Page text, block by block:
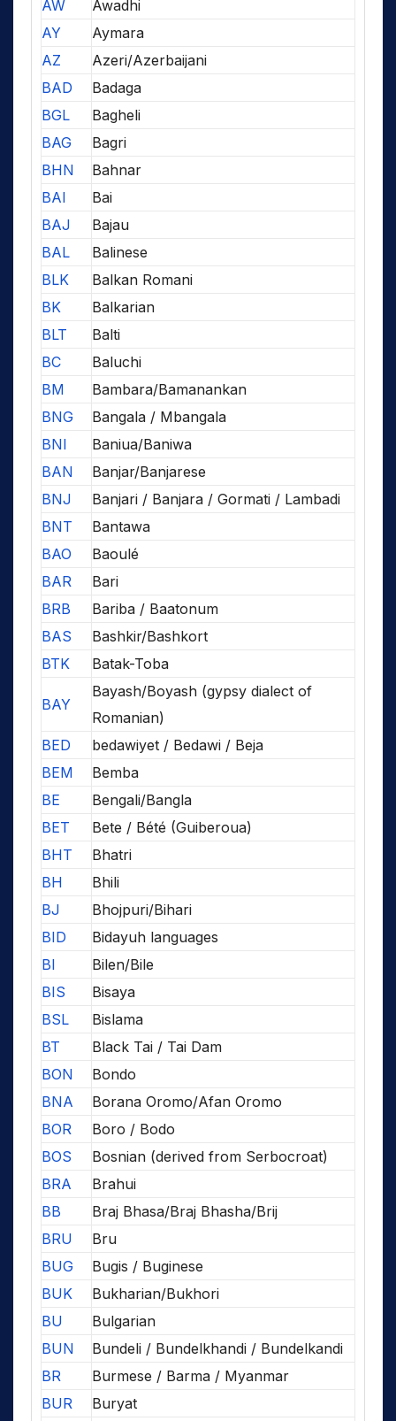
AW
Awadhi
AY
Aymara
AZ
Azeri/Azerbaijani
BAD
Badaga
BGL
Bagheli
BAG
Bagri
BHN
Bahnar
BAI
Bai
BAJ
Bajau
BAL
Balinese
BLK
Balkan Romani
BK
Balkarian
BLT
Balti
BC
Baluchi
BM
Bambara/Bamanankan
BNG
Bangala / Mbangala
BNI
Baniua/Baniwa
BAN
Banjar/Banjarese
BNJ
Banjari / Banjara / Gormati / Lambadi
BNT
Bantawa
BAO
Baoulé
BAR
Bari
BRB
Bariba / Baatonum
BAS
Bashkir/Bashkort
BTK
Batak-Toba
BAY
Bayash/Boyash (gypsy dialect of
Romanian)
BED
bedawiyet / Bedawi / Beja
BEM
Bemba
BE
Bengali/Bangla
BET
Bete / Bété (Guiberoua)
BHT
Bhatri
BH
Bhili
BJ
Bhojpuri/Bihari
BID
Bidayuh languages
BI
Bilen/Bile
BIS
Bisaya
BSL
Bislama
BT
Black Tai / Tai Dam
BON
Bondo
BNA
Borana Oromo/Afan Oromo
BOR
Boro / Bodo
BOS
Bosnian (derived from Serbocroat)
BRA
Brahui
BB
Braj Bhasa/Braj Bhasha/Brij
BRU
Bru
BUG
Bugis / Buginese
BUK
Bukharian/Bukhori
BU
Bulgarian
BUN
Bundeli / Bundelkhandi / Bundelkandi
BR
Burmese / Barma / Myanmar
BUR
Buryat